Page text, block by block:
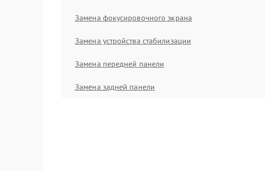
Замена фокусировочного экрана
Замена устройства стабилизации
Замена передней панели
Замена задней панели